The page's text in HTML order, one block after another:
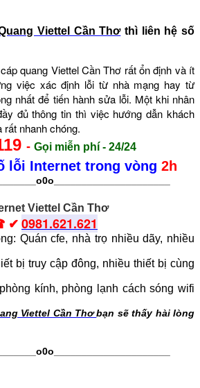
Viettel Cần Thơthì liên hệ số
cáp quang Viettel Cần Thơ rất ổn định và ít
việc xác định lỗi từ nhà mạng hay từ
nhất để tiến hành sửa lỗi. Một khi nhân
đủ thông tin thì việc hướng dẫn khách
rất nhanh chóng.
- Gọi miễn phí - 24/24
lỗi Internet trong vòng 2h
Viettel Cần Thơ
✔ 0981.621.621
Quán cfe, nhà trọ nhiều dãy, nhiều
bị truy cập đông, nhiều thiết bị cùng
kính, phòng lạnh cách sóng wifi
Viettel Cần Thơbạn sẽ thấy hài lòng